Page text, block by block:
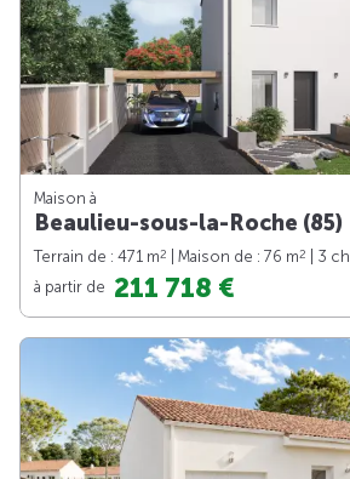
Maison à
Beaulieu-sous-la-Roche (85)
Terrain de : 471 m2 | Maison de : 76 m2
| 3 ch.
à partir de 211 718 €